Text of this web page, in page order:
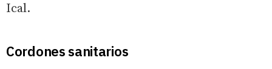
Ical.
Cordones sanitarios